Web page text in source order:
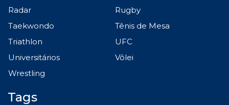
Radar
Rugby
Taekwondo
Tênis de Mesa
Triathlon
UFC
Universitários
Vôlei
Wrestling
Tags